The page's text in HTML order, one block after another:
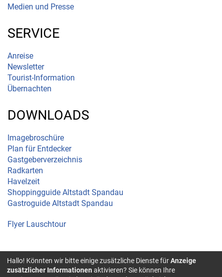
Medien und Presse
SERVICE
Anreise
Newsletter
Tourist-Information
Übernachten
DOWNLOADS
Imagebroschüre
Plan für Entdecker
Gastgeberverzeichnis
Radkarten
Havelzeit
Shoppingguide Altstadt Spandau
Gastroguide Altstadt Spandau
Flyer Lauschtour
© 2026 Spandau |
Hallo! Könnten wir bitte einige zusätzliche Dienste fürAnzeige
zusätzlicher Informationen aktivieren? Sie können Ihre